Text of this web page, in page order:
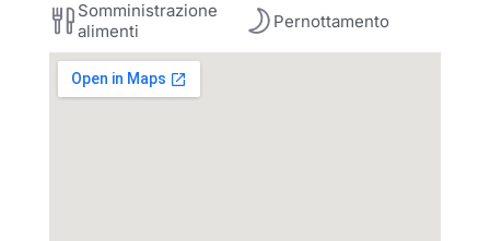
Somministrazione
alimenti
Pernottamento